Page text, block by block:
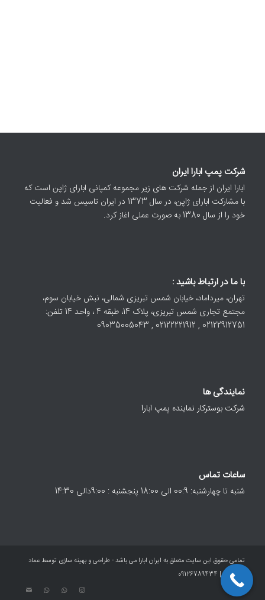
شرکت پمپ ابارا ایران
ابارا ایران از جمله شرکت های زیر مجموعه کمپانی ابارای ژاپن است که
با مشارکت ابارای ژاپن، در سال 1373 در ایران تاسیس شد و فعالیت
خود را از سال 1380 به صورت عملی اغاز کرد.
با ما در ارتباط باشید :
تهران، میرداماد، خیابان شمس تبریزی شمالی، نبش خیابان سوم،
مجتمع تجاری شمس تبریزی، پلاک 14، طبقه 4 ، واحد 14 تلفن:
02122912751 , 02122221912 , 09035005043
نمایندگی ها
شرکت بوسترکار نماینده پمپ ابارا
ساعات تماس
شنبه تا چهارشنبه: 00:9 الی 18:00 پنجشنبه : 9:00دالی 14:30
تمامی حقوق این سایت متعلق به ایران ابارا می باشد - طراحی و بهینه سازی توسط عماد
معصومی | 09126789434